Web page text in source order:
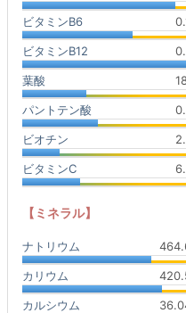
ビタミンB6
ビタミンB12
葉酸
パントテン酸
ビオチン
ビタミンC
【ミネラル】
ナトリウム
カリウム
カルシウム